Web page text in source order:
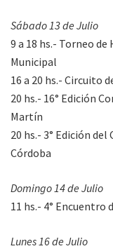
Sábado 13 de Julio
9 a 18 hs.- Torneo
Municipal
16 a 20 hs.- Circuito
20 hs.- 16° Edición
Martín
20 hs.- 3° Edición del
Córdoba
Domingo 14 de Julio
11 hs.- 4° Encuentro
Lunes 16 de Julio